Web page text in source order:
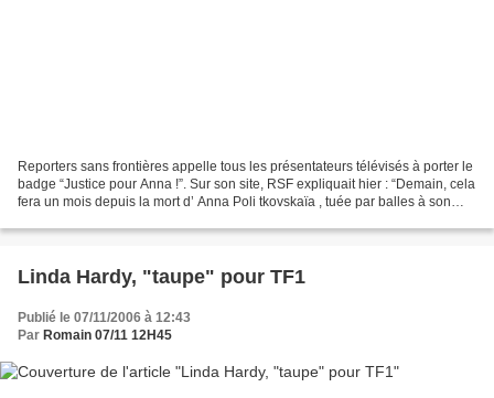
Reporters sans frontières appelle tous les présentateurs télévisés à porter le
badge “Justice pour Anna !”. Sur son site, RSF expliquait hier : “Demain, cela
fera un mois depuis la mort d’ Anna Poli tkovskaïa , tuée par balles à son
Linda Hardy, "taupe" pour TF1
Publié le 07/11/2006 à 12:43
Par Romain 07/11 12H45